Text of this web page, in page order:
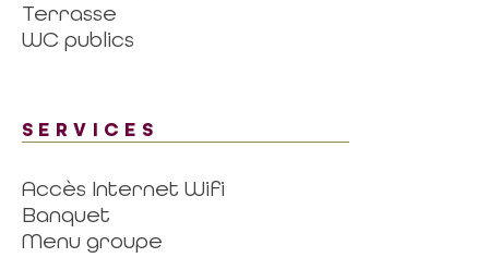
Terrasse
WC publics
SERVICES
Accès Internet Wifi
Banquet
Menu groupe